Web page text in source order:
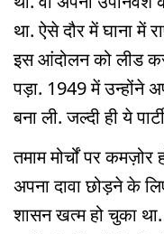
था. ऐसे दौर में घाना में
इस आंदोलन को लीड
पड़ा. 1949 में उन्होंने
बना ली. जल्दी ही ये
तमाम मोर्चों पर
अपना दावा छोड़ने के
शासन खत्म हो चुका